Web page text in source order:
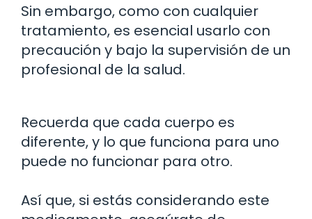
Sin embargo, como con cualquier
tratamiento, es esencial usarlo con
precaución y bajo la supervisión de un
profesional de la salud.
Recuerda que cada cuerpo es
diferente, y lo que funciona para uno
puede no funcionar para otro.
Así que, si estás considerando este